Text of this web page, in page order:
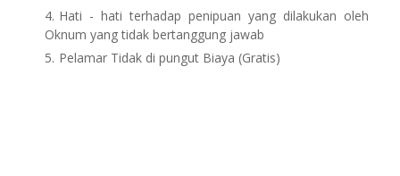
Hati - hati terhadap penipuan yang dilakukan oleh
Oknum yang tidak bertanggung jawab
Pelamar Tidak di pungut Biaya (Gratis)